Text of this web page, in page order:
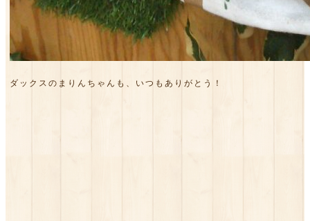
ダックスのまりんちゃんも、いつもありがとう！